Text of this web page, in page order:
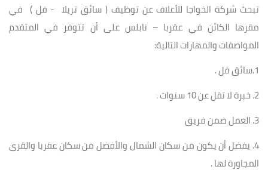
تبحث شركة الخواجا للأعلاف عن توظيف ( سائق تريلا - فل ) في
مقرها الكائن في عقربا – نابلس على أن تتوفر في المتقدم
المواصفات والمهارات التالية:
1.سائق فل .
2. خبرة لا تقل عن 10 سنوات .
3. العمل ضمن فريق
4. يفضل أن يكون من سكان الشمال والأفضل من سكان عقربا والقرى
المجاورة لها .